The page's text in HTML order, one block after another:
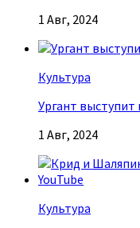
1 Авг, 2024
Культура
Ургант
1 Авг, 2024
Культура